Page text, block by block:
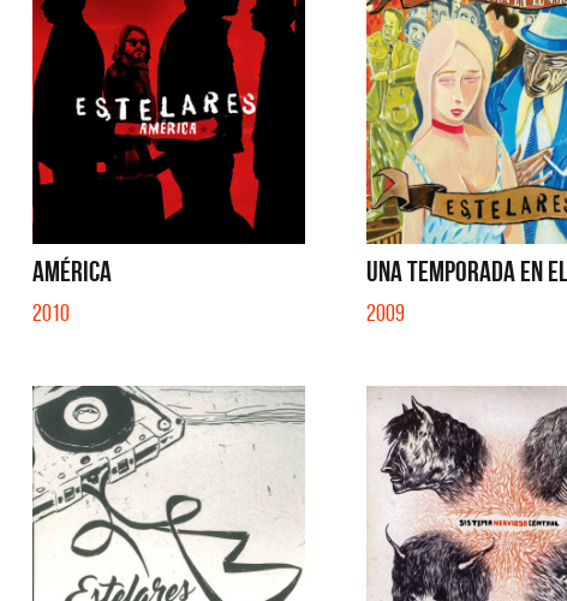
AMÉRICA
2010
UNA TEMPORADA EN
2009